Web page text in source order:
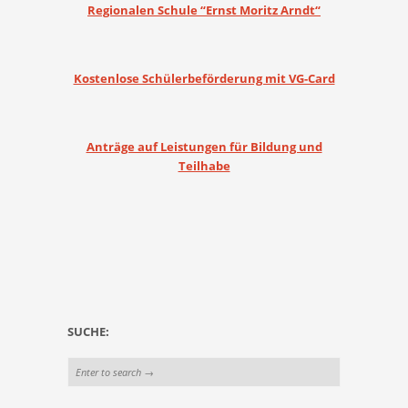
Regionalen Schule “Ernst Moritz Arndt“
Kostenlose Schülerbeförderung mit VG-Card
Anträge auf Leistungen für Bildung und
Teilhabe
SUCHE: